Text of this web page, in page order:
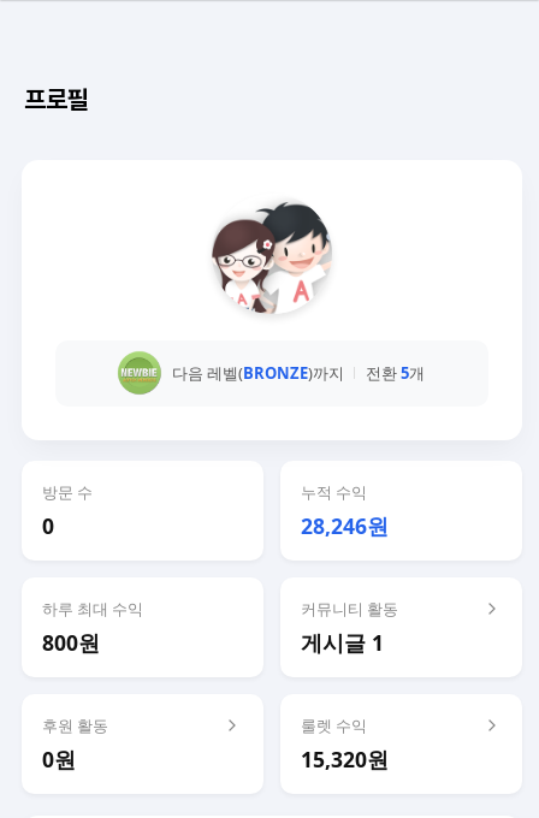
프로필
다음 레벨(BRONZE)까지 전환5개
방문 수
0
누적 수익
28,246원
하루 최대 수익
800원
커뮤니티 활동
게시글 1
후원 활동
0원
룰렛 수익
15,320원